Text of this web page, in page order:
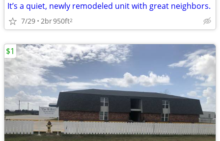
It’s a quiet, newly remodeled unit with great neighbors.
7/29 2br950ft2
$1